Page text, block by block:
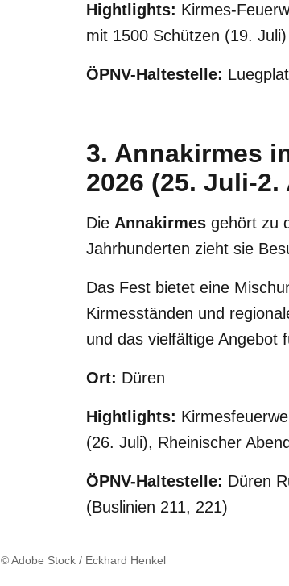
Hightlights: Kirmes-
mit 1500 Schützen (19. Juli)
ÖPNV-Haltestelle:
3. Annakirmes
2026 (25. Juli-
Die Annakirmes gehört zu
Jahrhunderten zieht sie
Das Fest bietet eine
Kirmesständen und
und das vielfältige Angebot
Ort: Düren
Hightlights:
(26. Juli), Rheinischer
ÖPNV-Haltestelle: Düren
(Buslinien 211, 221)
© Adobe Stock / Eckhard Henkel